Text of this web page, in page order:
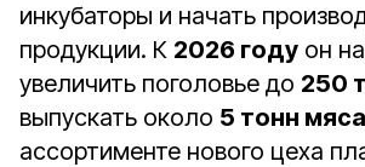
инкубаторы и начать
продукции. К 2026 году он
увеличить поголовье до 250
выпускать около 5 тонн мяса
ассортименте нового цеха